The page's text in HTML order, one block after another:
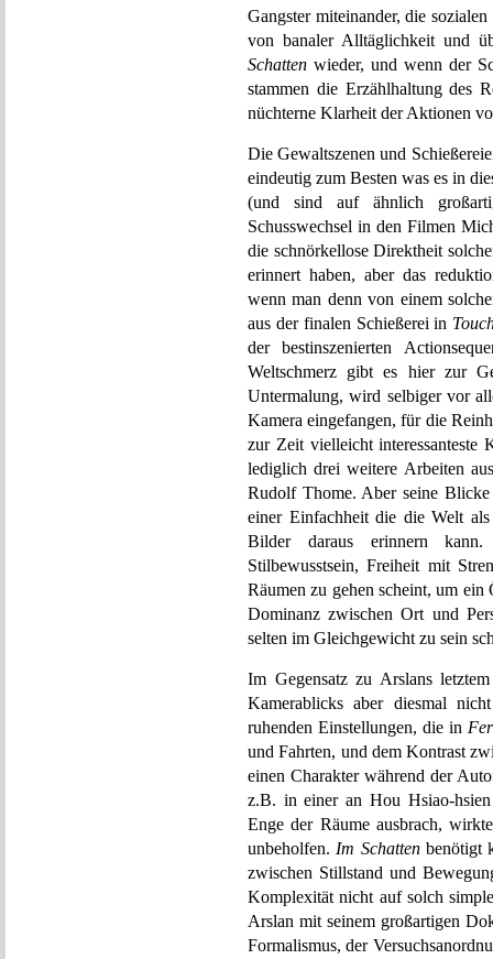
Gangster miteinander, die
von banaler Alltäglichkeit und
Schatten wieder, und wenn der
stammen die Erzählhaltung des
nüchterne Klarheit der Aktionen
Die Gewaltszenen und
eindeutig zum Besten was es in
(und sind auf ähnlich
Schusswechsel in den Filmen
die schnörkellose Direktheit
erinnert haben, aber das
wenn man denn von einem
aus der finalen Schießerei in
der bestinszenierten
Weltschmerz gibt es hier zur
Untermalung, wird selbiger vor
Kamera eingefangen, für die
zur Zeit vielleicht interessanteste
lediglich drei weitere Arbeiten
Rudolf Thome. Aber seine
einer Einfachheit die die Welt
Bilder daraus erinnern
Stilbewusstsein, Freiheit mit
Räumen zu gehen scheint, um
Dominanz zwischen Ort und
selten im Gleichgewicht zu sein
Im Gegensatz zu Arslans
Kamerablicks aber diesmal
ruhenden Einstellungen, die in
und Fahrten, und dem Kontrast
einen Charakter während der
z.B. in einer an Hou Hsiao-
Enge der Räume ausbrach,
unbeholfen. Im Schattenbenötigt
zwischen Stillstand und
Komplexität nicht auf solch
Arslan mit seinem großartigen
Formalismus, der